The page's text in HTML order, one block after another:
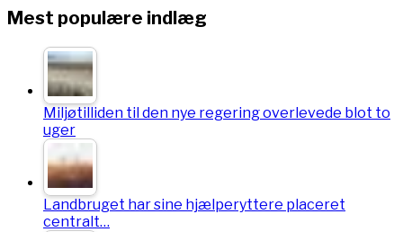
Mest populære indlæg
Miljøtilliden til den nye regering overlevede blot to
uger
Landbruget har sine hjælperyttere placeret
centralt…